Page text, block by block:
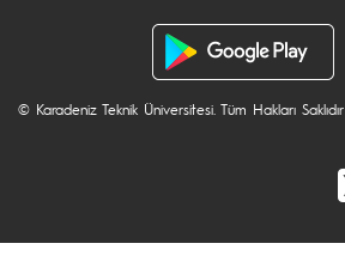
© Karadeniz Teknik Üniversitesi. Tüm Hakları Saklıdır